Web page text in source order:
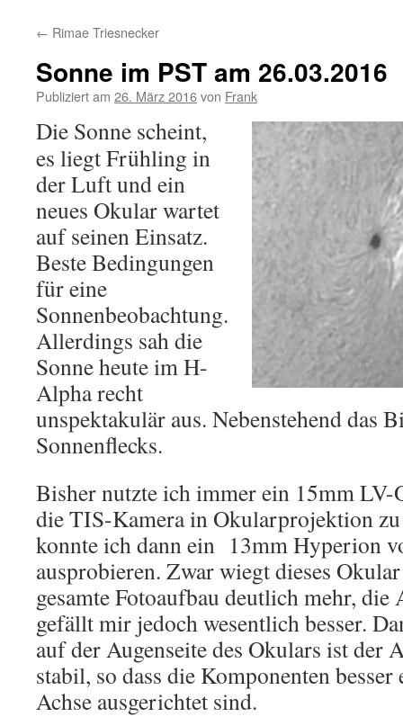
← Rimae Triesnecker
Sonne im PST am 26.03.2016
Publiziert am 26. März 2016von Frank
Die Sonne scheint,
es liegt Frühling in
der Luft und ein
neues Okular wartet
auf seinen Einsatz.
Beste Bedingungen
für eine
Sonnenbeobachtung.
Allerdings sah die
Sonne heute im H-
Alpha recht
unspektakulär aus. Nebenstehend das
Sonnenflecks.
Bisher nutzte ich immer ein 15mm
die TIS-Kamera in Okularprojektion
konnte ich dann ein 13mm Hyperion
ausprobieren. Zwar wiegt dieses
gesamte Fotoaufbau deutlich mehr,
gefällt mir jedoch wesentlich besser.
auf der Augenseite des Okulars ist der
stabil, so dass die Komponenten
Achse ausgerichtet sind.